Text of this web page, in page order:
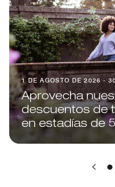
1 DE AGOSTO DE 2026 -
Aprovecha
descuentos de
en estadías de
0